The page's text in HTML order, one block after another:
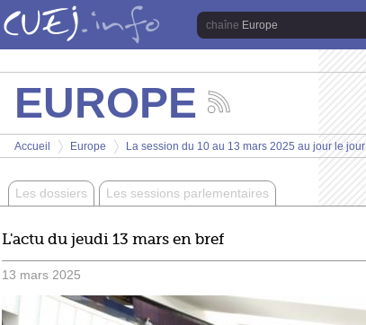
Europe
EUROPE
les
actualités
de
chaîne
Europe
Vous êtes ici
Accueil
>
Europe
>
La session du 10 au 13 mars 2025 au jour le jour
Les dossiers Les sessions parlementaires
L'actu du jeudi 13 mars en bref
13 mars 2025